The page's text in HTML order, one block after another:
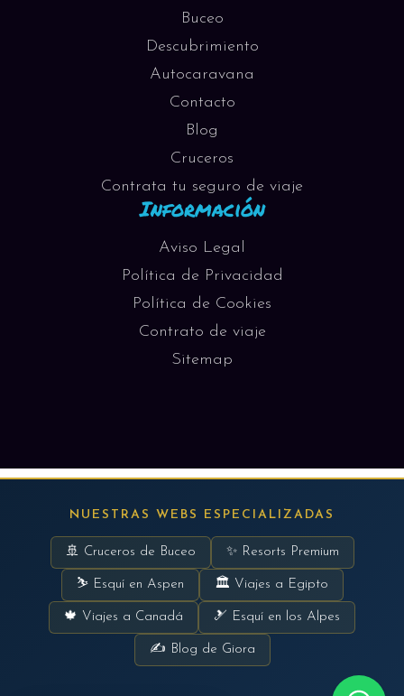
Buceo
Descubrimiento
Autocaravana
Contacto
Blog
Cruceros
Contrata tu seguro de viaje
Información
Aviso Legal
Política de Privacidad
Política de Cookies
Contrato de viaje
Sitemap
NUESTRAS WEBS ESPECIALIZADAS
🚢 Cruceros de Buceo ✨ Resorts Premium
⛷ Esquí en Aspen 🏛 Viajes a Egipto
🍁 Viajes a Canadá 🎿 Esquí en los Alpes
✍ Blog de Giora